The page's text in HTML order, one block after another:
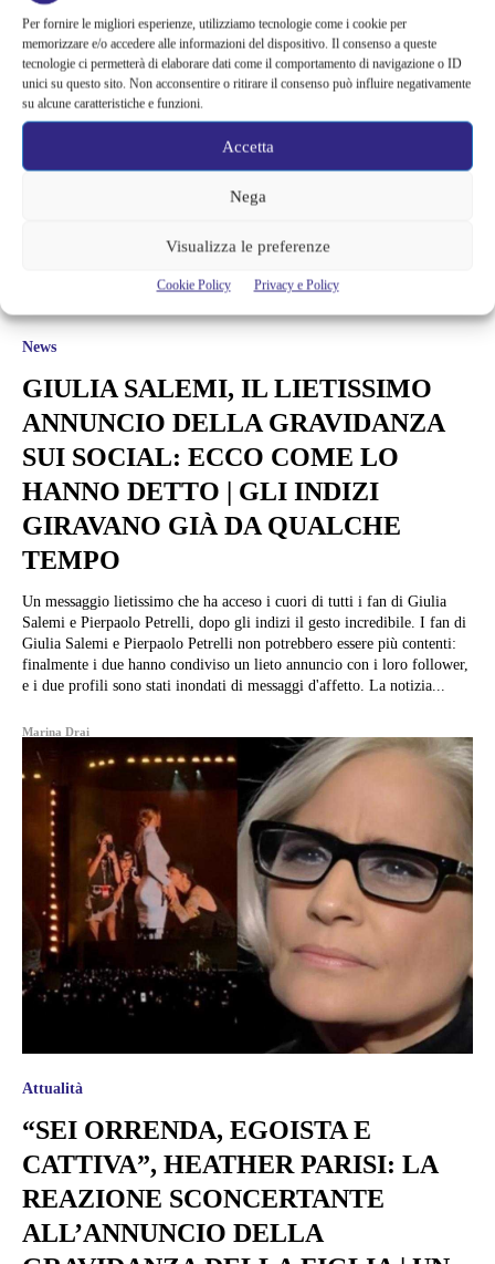
Per fornire le migliori esperienze, utilizziamo tecnologie come i cookie per
memorizzare e/o accedere alle informazioni del dispositivo. Il consenso a queste
tecnologie ci permetterà di elaborare dati come il comportamento di navigazione o ID
unici su questo sito. Non acconsentire o ritirare il consenso può influire negativamente
su alcune caratteristiche e funzioni.
Accetta
Nega
Visualizza le preferenze
Cookie Policy Privacy e Policy
News
GIULIA SALEMI, IL LIETISSIMO
ANNUNCIO DELLA GRAVIDANZA
SUI SOCIAL: ECCO COME LO
HANNO DETTO | GLI INDIZI
GIRAVANO GIÀ DA QUALCHE
TEMPO
Un messaggio lietissimo che ha acceso i cuori di tutti i fan di Giulia
Salemi e Pierpaolo Petrelli, dopo gli indizi il gesto incredibile. I fan di
Giulia Salemi e Pierpaolo Petrelli non potrebbero essere più contenti:
finalmente i due hanno condiviso un lieto annuncio con i loro follower,
e i due profili sono stati inondati di messaggi d'affetto. La notizia...
Marina Drai
Attualità
“SEI ORRENDA, EGOISTA E
CATTIVA”, HEATHER PARISI: LA
REAZIONE SCONCERTANTE
ALL’ANNUNCIO DELLA